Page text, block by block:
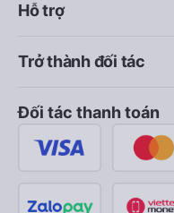
Hỗ trợ
Trở thành đối tác
Đối tác thanh toán